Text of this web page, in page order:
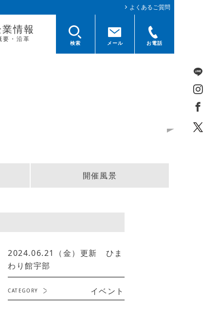
よくあるご質問
情報
要・沿革 検索 メール お電話
開催風景
2024.06.21（金）更新 ひま
わり館宇部
CATEGORY イベント